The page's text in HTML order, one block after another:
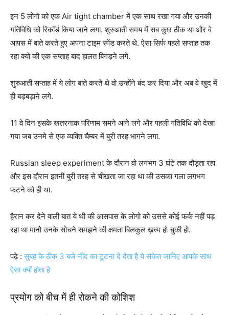
इन 5 लोगो को एक Air tight chamber में एक साथ रखा गया और उनकी
गतिविधि को रिकॉर्ड किया जाने लगा. शुरुआती समय में सब कुछ ठीक था और वे
आपस में बाते करते हुए अपना टाइम स्पेंड करते थे. ऐसा सिर्फ पहले सप्ताह तक
रहा क्यों की एक सप्ताह बाद हालत बिगड़ने लगे.
शुरुआती सप्ताह में ये लोग बाते करते थे वो उन्होंने बंद कर दिया और अब वे खुद में
ही बड़बड़ाने लगे.
11 वे दिन इसके खतरनाक परिणाम समने आने लगे और पहली गतिविधि को देखा
गया जब उनमे से एक व्यक्ति चैम्बर में बुरी तरह भागने लगा.
Russian sleep experiment के दौरान वो लगभग 3 घंटे तक दौड़ता रहा
और इस दौरान इतनी बुरी तरह से चीखता जा रहा था की उसका गला लगभग
फटने को ही था.
हैरान कर देने वाली बात ये थी की आसपास के लोगो को उससे कोई फर्क नहीं पड़
रहा था मानो उनके सोचने समझने की क्षमता बिलकुल ख़त्म हो चुकी हो.
पढ़े :सुबह के ठीक 3 बजे नींद का टूटना दे देता है ये संकेत जानिए आपके साथ
ऐसा क्यों होता है
प्रयोग को बीच में ही रोकने की कोशिश